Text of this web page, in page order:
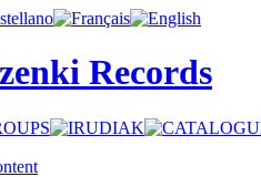
Records